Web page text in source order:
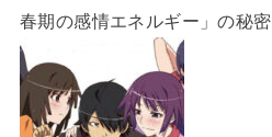
春期の感情エネルギー」の秘密